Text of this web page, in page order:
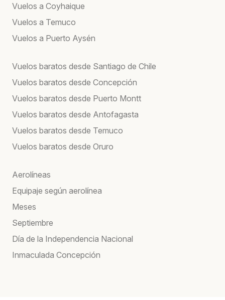
Vuelos a Coyhaique
Vuelos a Temuco
Vuelos a Puerto Aysén
Vuelos baratos desde Santiago de Chile
Vuelos baratos desde Concepción
Vuelos baratos desde Puerto Montt
Vuelos baratos desde Antofagasta
Vuelos baratos desde Temuco
Vuelos baratos desde Oruro
Aerolíneas
Equipaje según aerolínea
Meses
Septiembre
Día de la Independencia Nacional
Inmaculada Concepción